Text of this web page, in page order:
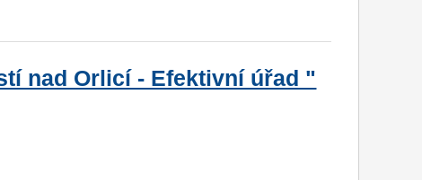
nad Orlicí - Efektivní úřad "